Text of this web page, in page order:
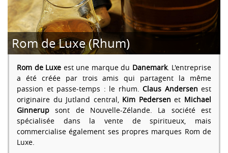
Rom de Luxe (Rhum)
Rom de Luxe est une marque du Danemark. L'entreprise
a été créée par trois amis qui partagent la même
passion et passe-temps : le rhum. Claus Andersen est
originaire du Jutland central, Kim Pedersen et Michael
Ginnerup sont de Nouvelle-Zélande. La société est
spécialisée dans la vente de spiritueux, mais
commercialise également ses propres marques Rom de
Luxe.